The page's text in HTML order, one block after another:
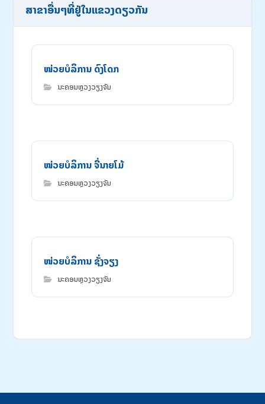
ສາຂາອື່ນໆທີ່ຢູ່ໃນແຂວງດຽວກັນ
ໜ່ວຍບໍລິການ ດົງໂດກ
ນະຄອນຫຼວງວຽງຈັນ
ໜ່ວຍບໍລິການ ຈີ່ນາຍໂມ້
ນະຄອນຫຼວງວຽງຈັນ
ໜ່ວຍບໍລິການ ຊັ່ງຈຽງ
ນະຄອນຫຼວງວຽງຈັນ